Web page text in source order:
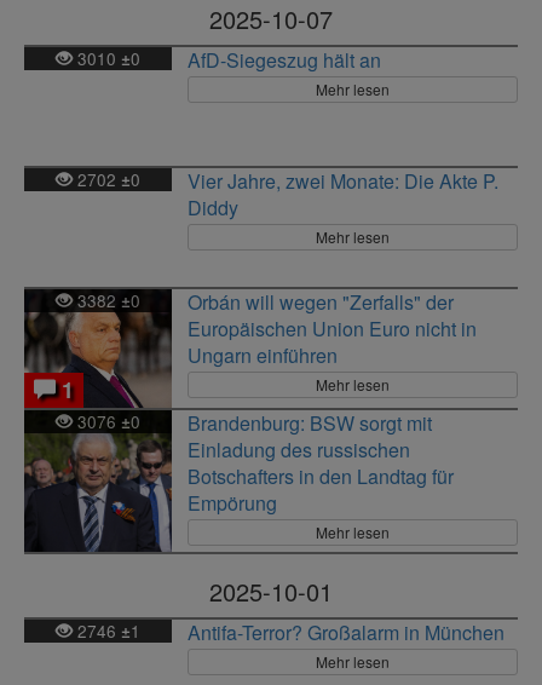
2025-10-07
3010 ±0 AfD-Siegeszug hält an
Mehr lesen
2702 ±0
Vier Jahre, zwei Monate: Die Akte P.
Diddy
Mehr lesen
3382 ±0
1
Orbán will wegen "Zerfalls" der
Europäischen Union Euro nicht in
Ungarn einführen
Mehr lesen
3076 ±0
Brandenburg: BSW sorgt mit
Einladung des russischen
Botschafters in den Landtag für
Empörung
Mehr lesen
2025-10-01
2746 ±1 Antifa-Terror? Großalarm in München
Mehr lesen